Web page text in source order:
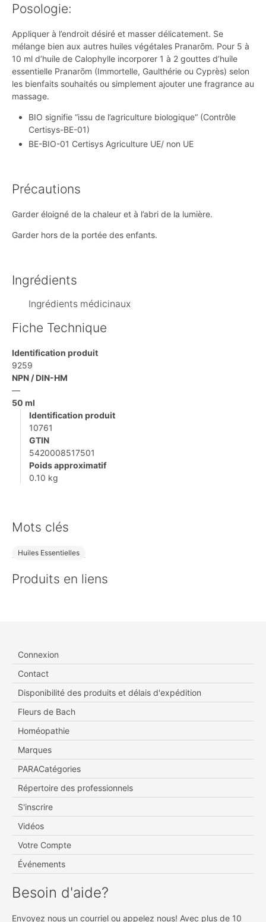
Posologie:
Appliquer à l’endroit désiré et masser délicatement. Se
mélange bien aux autres huiles végétales Pranarōm. Pour 5 à
10 ml d’huile de Calophylle incorporer 1 à 2 gouttes d’huile
essentielle Pranarōm (Immortelle, Gaulthérie ou Cyprès) selon
les bienfaits souhaités ou simplement ajouter une fragrance au
massage.
BIO signifie “issu de l’agriculture biologique“ (Contrôle
Certisys-BE-01)
BE-BIO-01 Certisys Agriculture UE/ non UE
Précautions
Garder éloigné de la chaleur et à l’abri de la lumière.
Garder hors de la portée des enfants.
Ingrédients
Ingrédients médicinaux
Fiche Technique
Identification produit
9259
NPN / DIN-HM
—
50 ml
Identification produit
10761
GTIN
5420008517501
Poids approximatif
0.10 kg
Mots clés
Huiles Essentielles
Produits en liens
Connexion
Contact
Disponibilité des produits et délais d'expédition
Fleurs de Bach
Homéopathie
Marques
PARACatégories
Répertoire des professionnels
S'inscrire
Vidéos
Votre Compte
Événements
Besoin d'aide?
Envoyez nous un courriel ou appelez nous! Avec plus de 10